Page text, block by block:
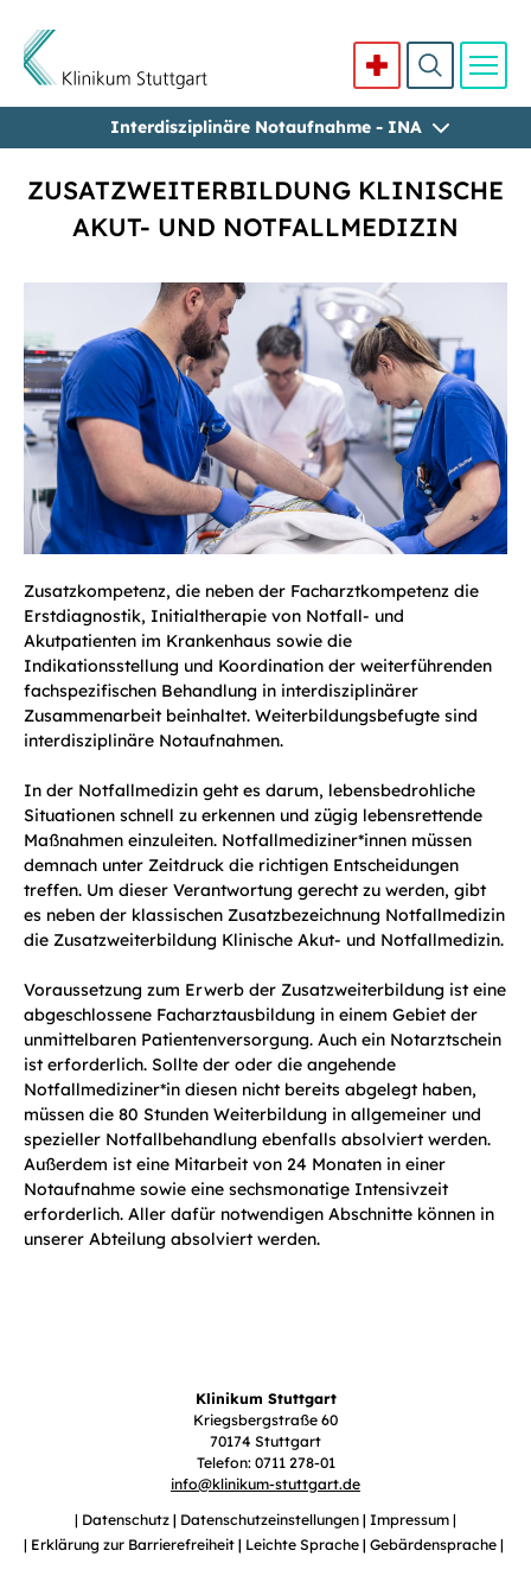
Direkt zum InhaltInterdisziplinäre Notaufnahme - INA
ZUSATZWEITERBILDUNG KLINISCHE
AKUT- UND NOTFALLMEDIZIN
Zusatzkompetenz, die neben der Facharztkompetenz die
Erstdiagnostik, Initialtherapie von Notfall- und
Akutpatienten im Krankenhaus sowie die
Indikationsstellung und Koordination der weiterführenden
fachspezifischen Behandlung in interdisziplinärer
Zusammenarbeit beinhaltet. Weiterbildungsbefugte sind
interdisziplinäre Notaufnahmen.
In der Notfallmedizin geht es darum, lebensbedrohliche
Situationen schnell zu erkennen und zügig lebensrettende
Maßnahmen einzuleiten. Notfallmediziner*innen müssen
demnach unter Zeitdruck die richtigen Entscheidungen
treffen. Um dieser Verantwortung gerecht zu werden, gibt
es neben der klassischen Zusatzbezeichnung Notfallmedizin
die Zusatzweiterbildung Klinische Akut- und Notfallmedizin.
Voraussetzung zum Erwerb der Zusatzweiterbildung ist eine
abgeschlossene Facharztausbildung in einem Gebiet der
unmittelbaren Patientenversorgung. Auch ein Notarztschein
ist erforderlich. Sollte der oder die angehende
Notfallmediziner*in diesen nicht bereits abgelegt haben,
müssen die 80 Stunden Weiterbildung in allgemeiner und
spezieller Notfallbehandlung ebenfalls absolviert werden.
Außerdem ist eine Mitarbeit von 24 Monaten in einer
Notaufnahme sowie eine sechsmonatige Intensivzeit
erforderlich. Aller dafür notwendigen Abschnitte können in
unserer Abteilung absolviert werden.
Klinikum Stuttgart
Kriegsbergstraße 60
70174 Stuttgart
Telefon: 0711 278-01
info@klinikum-stuttgart.de
Datenschutz
Datenschutzeinstellungen Impressum
Erklärung zur Barrierefreiheit
Leichte Sprache Gebärdensprache